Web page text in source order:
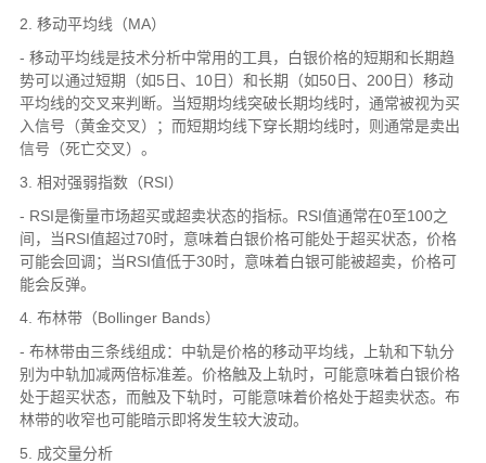
2. 移动平均线（MA）
- 移动平均线是技术分析中常用的工具，白银价格的短期和长期趋
势可以通过短期（如5日、10日）和长期（如50日、200日）移动
平均线的交叉来判断。当短期均线突破长期均线时，通常被视为买
入信号（黄金交叉）；而短期均线下穿长期均线时，则通常是卖出
信号（死亡交叉）。
3. 相对强弱指数（RSI）
- RSI是衡量市场超买或超卖状态的指标。RSI值通常在0至100之
间，当RSI值超过70时，意味着白银价格可能处于超买状态，价格
可能会回调；当RSI值低于30时，意味着白银可能被超卖，价格可
能会反弹。
4. 布林带（Bollinger Bands）
- 布林带由三条线组成：中轨是价格的移动平均线，上轨和下轨分
别为中轨加减两倍标准差。价格触及上轨时，可能意味着白银价格
处于超买状态，而触及下轨时，可能意味着价格处于超卖状态。布
林带的收窄也可能暗示即将发生较大波动。
5. 成交量分析